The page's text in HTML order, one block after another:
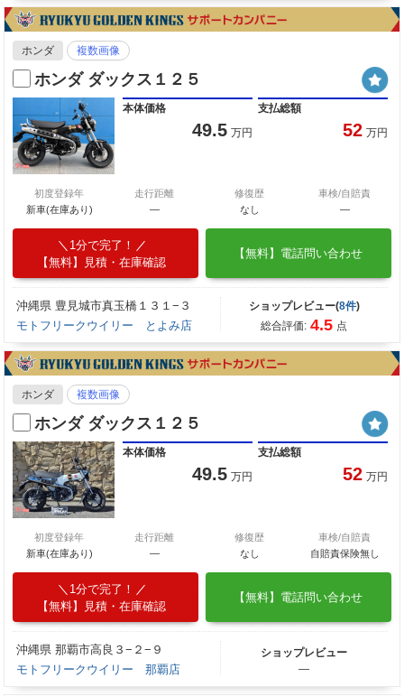
ホンダ 複数画像
ホンダ ダックス１２５
本体価格
49.5 万円
支払総額
52 万円
初度登録年
新車(在庫あり)
走行距離
―
修復歴
なし
車検/自賠責
―
1分で完了！
【無料】見積・在庫確認
【無料】電話問い合わせ
沖縄県 豊見城市真玉橋１３１−３
モトフリークウイリー とよみ店
ショップレビュー(8件)
総合評価: 4.5 点
ホンダ 複数画像
ホンダ ダックス１２５
本体価格
49.5 万円
支払総額
52 万円
初度登録年
新車(在庫あり)
走行距離
―
修復歴
なし
車検/自賠責
自賠責保険無し
1分で完了！
【無料】見積・在庫確認
【無料】電話問い合わせ
沖縄県 那覇市高良３−２−９
モトフリークウイリー 那覇店
ショップレビュー
―